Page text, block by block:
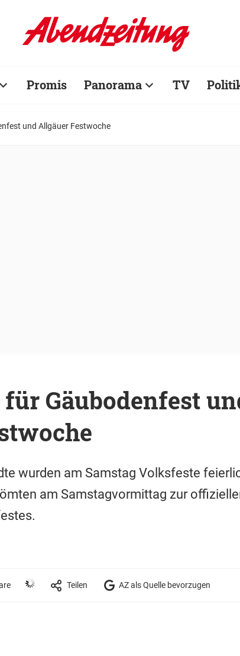
Promis Panorama TV
und Allgäuer Festwoche
Gäubodenfest
wurden am Samstag Volksfeste
am Samstagvormittag zur
Teilen AZ als Quelle bevorzugen